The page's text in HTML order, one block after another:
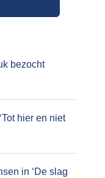
bezocht
hier en niet
in ‘De slag